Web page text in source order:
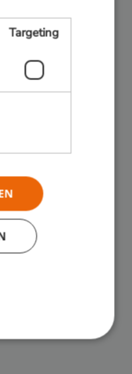
Targeting